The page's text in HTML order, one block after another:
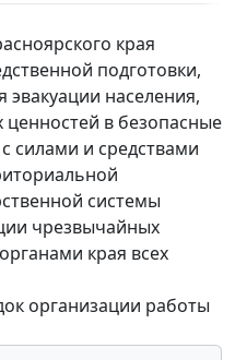
края
подготовки,
населения,
в безопасные
силами и средствами
системы
чрезвычайных
края всех
организации работы